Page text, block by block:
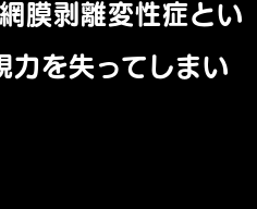
膜剥離変性症とい
力を失ってしまい